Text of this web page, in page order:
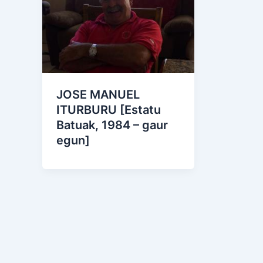
JOSE MANUEL
ITURBURU [Estatu
Batuak, 1984 – gaur
egun]